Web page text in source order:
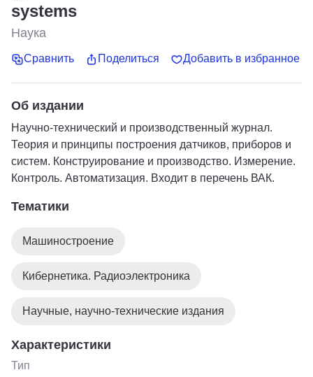
systems
Наука
Сравнить Поделиться Добавить в избранное
Об издании
Научно-технический и производственный журнал.
Теория и принципы построения датчиков, приборов и
систем. Конструирование и производство. Измерение.
Контроль. Автоматизация. Входит в перечень ВАК.
Тематики
Машиностроение
Кибернетика. Радиоэлектроника
Научные, научно-технические издания
Характеристики
Тип